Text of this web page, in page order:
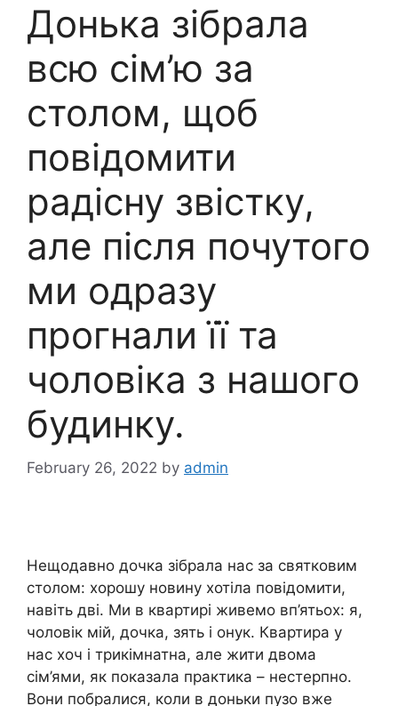
Донька зібрала
всю сім’ю за
столом, щоб
повідомити
радісну звістку,
але після почутого
ми одразу
прогнали її та
чоловіка з нашого
будинку.
February 26, 2022 by admin
Нещодавно дочка зібрала нас за святковим
столом: хорошу новину хотіла повідомити,
навіть дві. Ми в квартирі живемо вп’ятьох: я,
чоловік мій, дочка, зять і онук. Квартира у
нас хоч і трикімнатна, але жити двома
сім’ями, як показала практика – нестерпно.
Вони побралися, коли в доньки пузо вже